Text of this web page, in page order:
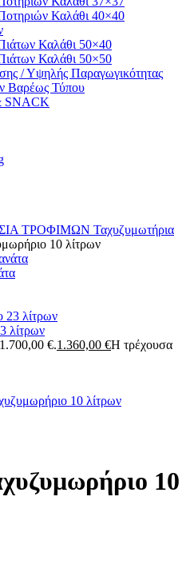
Καλάθι 40×40
Καλάθι 50×40
Καλάθι 50×50
/ Υψηλής Παραγωγικότητας
Βαρέως Τύπου
ΤΡΟΦΙΜΩΝ Ταχυζυμωτήρια
10 λίτρων
λίτρων
€.1.360,00 €Η τρέχουσα
10